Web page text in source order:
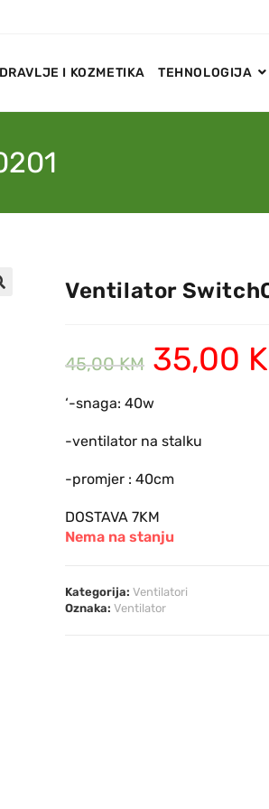
I KOZMETIKA TEHNOLOGIJA
Ventilator
45,00KM 35,00
‘-snaga: 40w
-ventilator na stalku
-promjer : 40cm
DOSTAVA 7KM
Nema na stanju
Kategorija: Ventilatori
Oznaka: Ventilator